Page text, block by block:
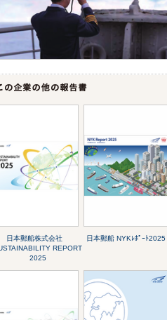
日本郵船株式会社
REPORT
2025
日本郵船 NYKﾚﾎﾟｰﾄ2025